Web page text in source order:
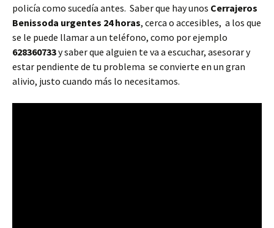
policía como sucedía antes. Saber que hay unos Cerrajeros
Benissoda urgentes 24 horas, cerca o accesibles, a los que
se le puede llamar a un teléfono, como por ejemplo
628360733y saber que alguien te va a escuchar, asesorar y
estar pendiente de tu problema se convierte en un gran
alivio, justo cuando más lo necesitamos.